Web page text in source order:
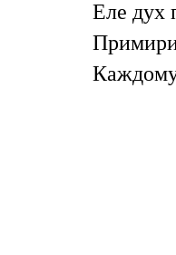
Еле дух